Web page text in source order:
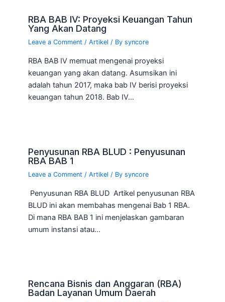
RBA BAB IV: Proyeksi Keuangan Tahun
Yang Akan Datang
Leave a Comment /Artikel / Bysyncore
RBA BAB IV memuat mengenai proyeksi
keuangan yang akan datang. Asumsikan ini
adalah tahun 2017, maka bab IV berisi proyeksi
keuangan tahun 2018. Bab IV…
Penyusunan RBA BLUD : Penyusunan
RBA BAB 1
Leave a Comment /Artikel / Bysyncore
Penyusunan RBA BLUD Artikel penyusunan RBA
BLUD ini akan membahas mengenai Bab 1 RBA.
Di mana RBA BAB 1 ini menjelaskan gambaran
umum instansi atau…
Rencana Bisnis dan Anggaran (RBA)
Badan Layanan Umum Daerah